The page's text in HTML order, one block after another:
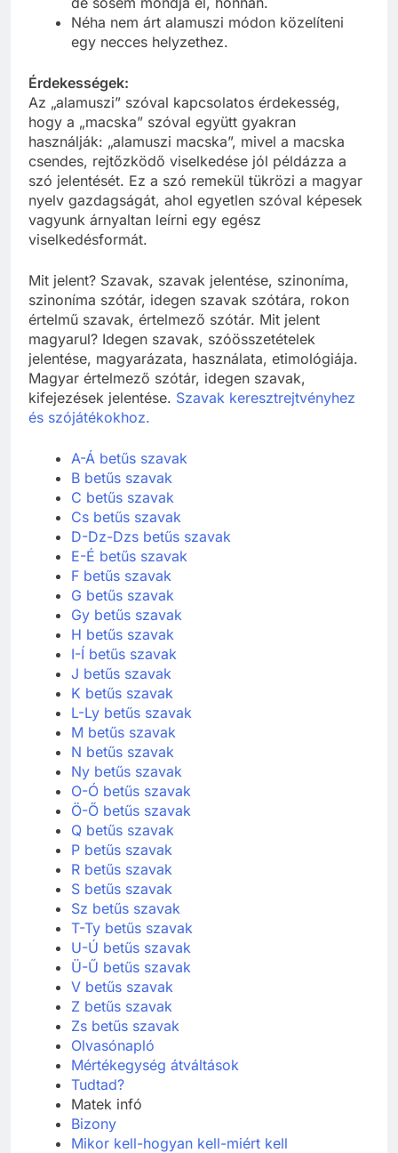
Néha nem árt alamuszi módon közelíteni
egy necces helyzethez.
Érdekességek:
Az „alamuszi” szóval kapcsolatos érdekesség,
hogy a „macska” szóval együtt gyakran
használják: „alamuszi macska”, mivel a macska
csendes, rejtőzködő viselkedése jól példázza a
szó jelentését. Ez a szó remekül tükrözi a magyar
nyelv gazdagságát, ahol egyetlen szóval képesek
vagyunk árnyaltan leírni egy egész
viselkedésformát.
Mit jelent? Szavak, szavak jelentése, szinoníma,
szinoníma szótár, idegen szavak szótára, rokon
értelmű szavak, értelmező szótár. Mit jelent
magyarul? Idegen szavak, szóösszetételek
jelentése, magyarázata, használata, etimológiája.
Magyar értelmező szótár, idegen szavak,
kifejezések jelentése. Szavak keresztrejtvényhez
és szójátékokhoz.
A-Á betűs szavak
B betűs szavak
C betűs szavak
Cs betűs szavak
D-Dz-Dzs betűs szavak
E-É betűs szavak
F betűs szavak
G betűs szavak
Gy betűs szavak
H betűs szavak
I-Í betűs szavak
J betűs szavak
K betűs szavak
L-Ly betűs szavak
M betűs szavak
N betűs szavak
Ny betűs szavak
O-Ó betűs szavak
Ö-Ő betűs szavak
Q betűs szavak
P betűs szavak
R betűs szavak
S betűs szavak
Sz betűs szavak
T-Ty betűs szavak
U-Ú betűs szavak
Ü-Ű betűs szavak
V betűs szavak
Z betűs szavak
Zs betűs szavak
Olvasónapló
Mértékegység átváltások
Tudtad?
Matek infó
Bizony
Mikor kell-hogyan kell-miért kell